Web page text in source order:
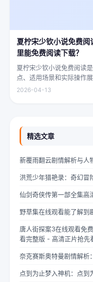
夏柠宋少钦小说免费
里能免费阅读下载？
夏柠宋少钦小说免费阅读
点、适用场景和实际操作
透过梧桐树叶的缝隙，洒
2026-04-13
精选文章
新覆雨翻云剧情解析与人
洪荒少年猎艳录：奇幻冒
仙剑奇侠传第一部全集高
野草集在线观看能了解到
唐人街探案3在线观看免
看完整版 - 高清正片抢先
奈克赛斯奥特曼剧情解析
点到为止梦入神机：点到